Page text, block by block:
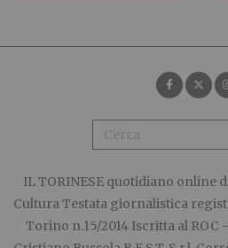
IL TORINESE quotidiano online
Cultura Testata giornalistica
Torino n.15/2014 Iscritta al